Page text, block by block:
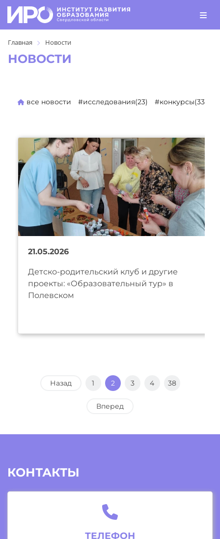
Главная Новости
НОВОСТИ
все новости #исследования(23) #конкурсы(330)
21.05.2026
Детско-родительский клуб и другие
проекты: «Образовательный тур» в
Полевском
Назад 1 2 3 4 38
Вперед
КОНТАКТЫ
ТЕЛЕФОН